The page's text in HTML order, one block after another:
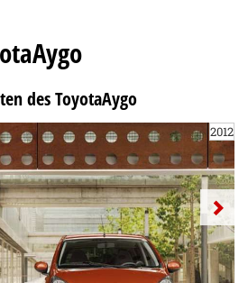
des ToyotaAygo
2012